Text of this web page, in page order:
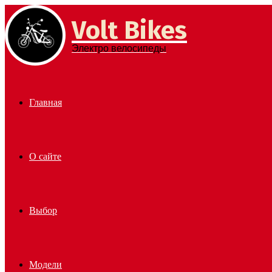
Menu Volt Bikes
Электро велосипеды
Главная
О сайте
Выбор
Модели